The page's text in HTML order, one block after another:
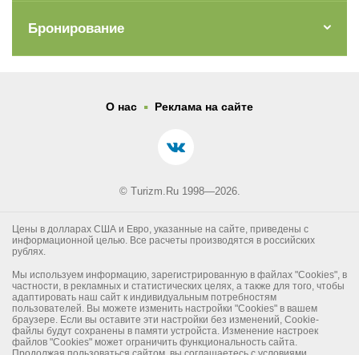
Бронирование
О нас . Реклама на сайте
© Turizm.Ru 1998—2026.
Цены в долларах США и Евро, указанные на сайте, приведены с
информационной целью. Все расчеты производятся в российских
рублях.
Мы используем информацию, зарегистрированную в файлах "Cookies", в
частности, в рекламных и статистических целях, а также для того, чтобы
адаптировать наш сайт к индивидуальным потребностям
пользователей. Вы можете изменить настройки "Cookies" в вашем
браузере. Если вы оставите эти настройки без изменений, Cookie-
файлы будут сохранены в памяти устройста. Изменение настроек
файлов "Cookies" может ограничить функциональность сайта.